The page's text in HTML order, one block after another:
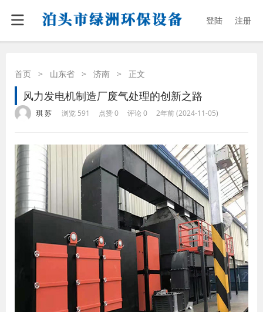
登陆 注册
首页 > 山东省 > 济南 > 正文
风力发电机制造厂废气处理的创新之路
琪 苏 浏览 591 点赞 0 评论 0 2年前 (2024-11-05)